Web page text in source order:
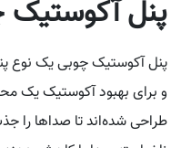
پنل
پنل آکوستیک چوبی یک نوع
و برای بهبود آکوستیک یک
طراحی شده‌اند تا صداها را